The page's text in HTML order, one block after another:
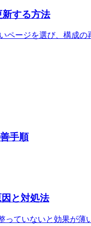
新する方法
ページを選び、構成
手順
と対処法
ていないと効果が薄